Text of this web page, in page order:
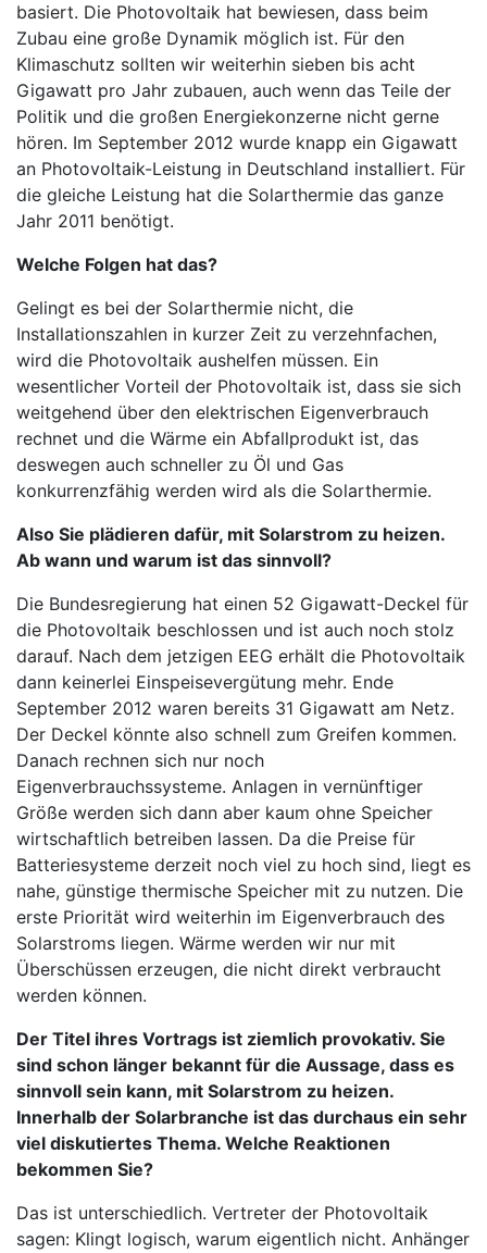
basiert. Die Photovoltaik hat bewiesen, dass beim
Zubau eine große Dynamik möglich ist. Für den
Klimaschutz sollten wir weiterhin sieben bis acht
Gigawatt pro Jahr zubauen, auch wenn das Teile der
Politik und die großen Energiekonzerne nicht gerne
hören. Im September 2012 wurde knapp ein Gigawatt
an Photovoltaik-Leistung in Deutschland installiert. Für
die gleiche Leistung hat die Solarthermie das ganze
Jahr 2011 benötigt.
Welche Folgen hat das?
Gelingt es bei der Solarthermie nicht, die
Installationszahlen in kurzer Zeit zu verzehnfachen,
wird die Photovoltaik aushelfen müssen. Ein
wesentlicher Vorteil der Photovoltaik ist, dass sie sich
weitgehend über den elektrischen Eigenverbrauch
rechnet und die Wärme ein Abfallprodukt ist, das
deswegen auch schneller zu Öl und Gas
konkurrenzfähig werden wird als die Solarthermie.
Also Sie plädieren dafür, mit Solarstrom zu heizen.
Ab wann und warum ist das sinnvoll?
Die Bundesregierung hat einen 52 Gigawatt-Deckel für
die Photovoltaik beschlossen und ist auch noch stolz
darauf. Nach dem jetzigen EEG erhält die Photovoltaik
dann keinerlei Einspeisevergütung mehr. Ende
September 2012 waren bereits 31 Gigawatt am Netz.
Der Deckel könnte also schnell zum Greifen kommen.
Danach rechnen sich nur noch
Eigenverbrauchssysteme. Anlagen in vernünftiger
Größe werden sich dann aber kaum ohne Speicher
wirtschaftlich betreiben lassen. Da die Preise für
Batteriesysteme derzeit noch viel zu hoch sind, liegt es
nahe, günstige thermische Speicher mit zu nutzen. Die
erste Priorität wird weiterhin im Eigenverbrauch des
Solarstroms liegen. Wärme werden wir nur mit
Überschüssen erzeugen, die nicht direkt verbraucht
werden können.
Der Titel ihres Vortrags ist ziemlich provokativ. Sie
sind schon länger bekannt für die Aussage, dass es
sinnvoll sein kann, mit Solarstrom zu heizen.
Innerhalb der Solarbranche ist das durchaus ein sehr
viel diskutiertes Thema. Welche Reaktionen
bekommen Sie?
Das ist unterschiedlich. Vertreter der Photovoltaik
sagen: Klingt logisch, warum eigentlich nicht. Anhänger